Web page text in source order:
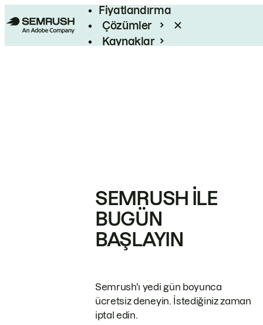
Fiyatlandırma
Çözümler
Kaynaklar
SEMRUSH ILE
BUGÜN
BAŞLAYIN
Semrush'ı yedi gün boyunca
ücretsiz deneyin. İstediğiniz zaman
iptal edin.